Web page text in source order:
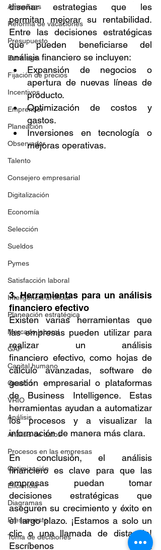
Amenazas
Reforma de vacaciones
Presupuesto
Estrategia
Fijación de precios
Incentivos
Emprender
Planeación
Observador
Talento
Consejero empresarial
Digitalización
Economía
Selección
Sueldos
Pymes
Satisfacción laboral
Inteligencia artificial
Planeación estratégica
Mercado laboral
GAP
Capital humano
Gestión
VRIO
Análisis
Análisis de datos
Procesos en las empresas
Optimización
Eficiencia
Diagramas
Presupuesto
Toma de decisiones
diseñar estrategias que les
permitan mejorar su rentabilidad.
Entre las decisiones estratégicas
que pueden beneficiarse del
análisis financiero se incluyen:
Expansión de negocios o
apertura de nuevas líneas de
producto.
Optimización de costos y
gastos.
Inversiones en tecnología o
mejoras operativas.
3. Herramientas para un análisis
financiero efectivo
Existen varias herramientas que
las empresas pueden utilizar para
realizar un análisis
financiero efectivo, como hojas de
cálculo avanzadas, software de
gestión empresarial o plataformas
de Business Intelligence. Estas
herramientas ayudan a automatizar
los procesos y a visualizar la
información de manera más clara.
En conclusión, el análisis
financiero es clave para que las
empresas puedan tomar
decisiones estratégicas que
aseguren su crecimiento y éxito en
el largo plazo. ¡Estamos a solo un
clic o una llamada de distancia!
Escríbenos a